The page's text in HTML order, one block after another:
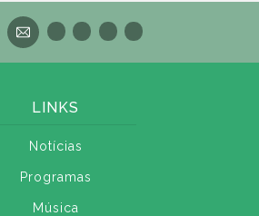
LINKS
Notícias
Programas
Música